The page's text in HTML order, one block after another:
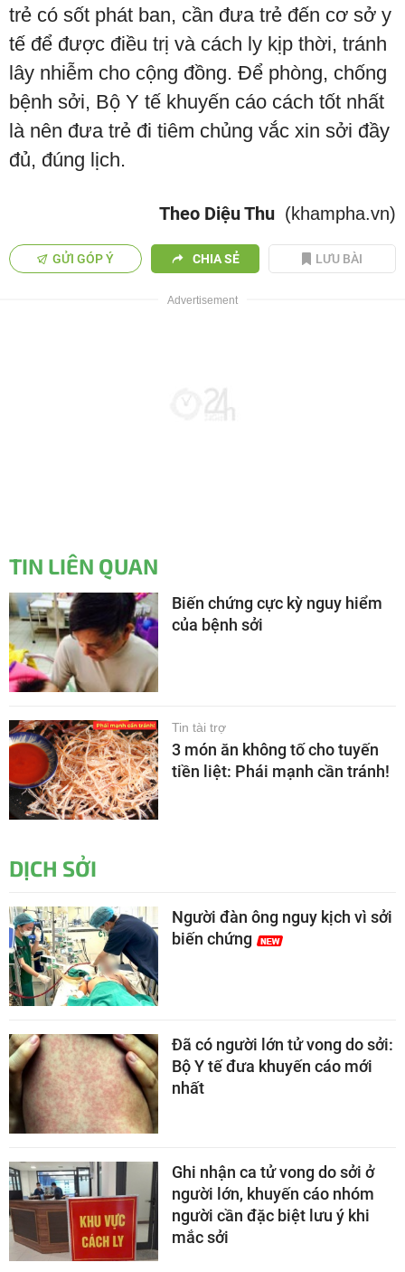
trẻ có sốt phát ban, cần đưa trẻ đến cơ sở y
tế để được điều trị và cách ly kịp thời, tránh
lây nhiễm cho cộng đồng. Để phòng, chống
bệnh sởi, Bộ Y tế khuyến cáo cách tốt nhất
là nên đưa trẻ đi tiêm chủng vắc xin sởi đầy
đủ, đúng lịch.
Theo Diệu Thu (khampha.vn)
GỬI GÓP Ý CHIA SẺ LƯU BÀI
TIN LIÊN QUAN
Biến chứng cực kỳ nguy hiểm
của bệnh sởi
Tin tài trợ
3 món ăn không tố cho tuyến
tiền liệt: Phái mạnh cần tránh!
DỊCH SỞI
Người đàn ông nguy kịch vì sởi
biến chứng
Đã có người lớn tử vong do sởi:
Bộ Y tế đưa khuyến cáo mới
nhất
Ghi nhận ca tử vong do sởi ở
người lớn, khuyến cáo nhóm
người cần đặc biệt lưu ý khi
mắc sởi